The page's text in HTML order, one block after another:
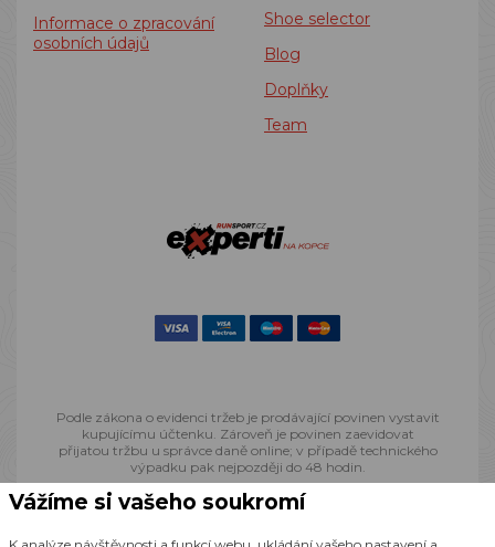
Informace o zpracování
osobních údajů
Shoe selector
Blog
Doplňky
Team
Podle zákona o evidenci tržeb je prodávající povinen vystavit
kupujícímu účtenku. Zároveň je povinen zaevidovat
přijatou tržbu u správce daně online; v případě technického
výpadku pak nejpozději do 48 hodin.
Vážíme si vašeho soukromí